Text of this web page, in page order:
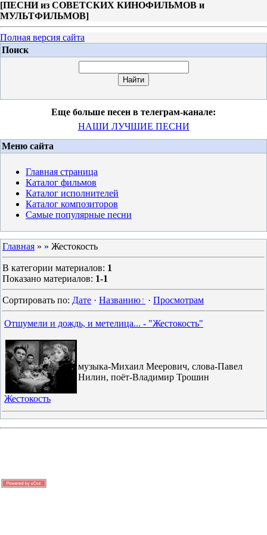
[ПЕСНИ из СОВЕТСКИХ КИНОФИЛЬМОВ и
МУЛЬТФИЛЬМОВ]
Полная версия сайта
Поиск
Еще больше песен в телеграм-канале:
НАШИ ЛУЧШИЕ ПЕСНИ
Меню сайта
Главная страница
Каталог фильмов
Каталог исполнителей
Каталог композиторов
Самые популярные песни
Главная » » Жестокость
В категории материалов: 1
Показано материалов: 1-1
Сортировать по: Дате · Названию · Просмотрам
Отшумели и дождь, и метелица... - "Жестокость"
музыка-Михаил Меерович, слова-Павел
Нилин, поёт-Владимир Трошин
Жестокость